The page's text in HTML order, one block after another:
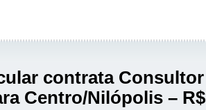
contrata Consultor
Centro/Nilópolis – R$